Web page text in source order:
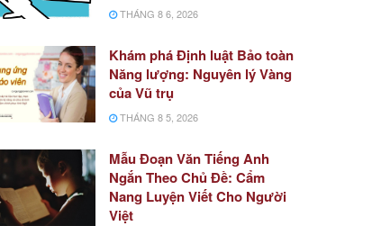
THÁNG 8 6, 2026
Khám phá Định luật Bảo toàn
Năng lượng: Nguyên lý Vàng
của Vũ trụ
THÁNG 8 5, 2026
Mẫu Đoạn Văn Tiếng Anh
Ngắn Theo Chủ Đề: Cẩm
Nang Luyện Viết Cho Người
Việt